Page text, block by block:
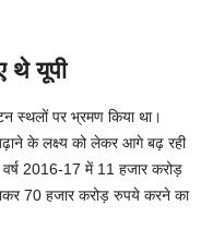
थे यूपी
स्थलों पर भ्रमण किया था।
के लक्ष्य को लेकर आगे बढ़ रही
वर्ष 2016-17 में 11 हजार करोड़
70 हजार करोड़ रुपये करने का